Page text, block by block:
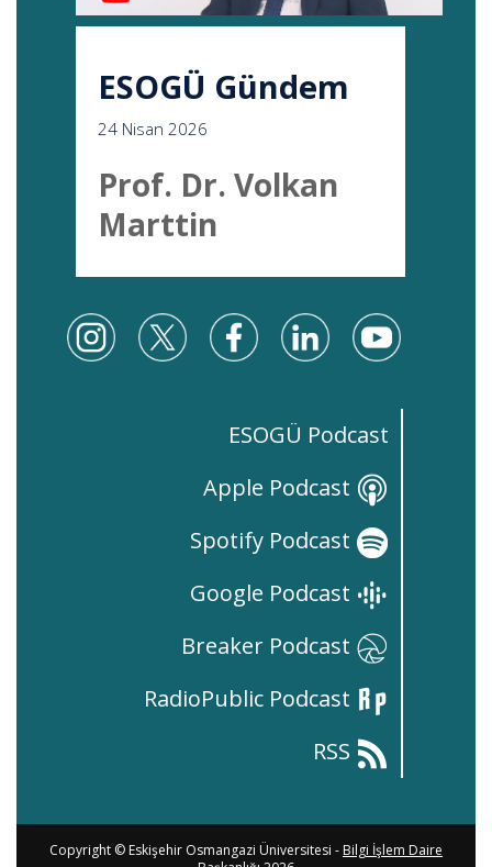
ESOGÜ Gündem
24 Nisan 2026
Prof. Dr. Volkan
Marttin
ESOGÜ Podcast
Apple Podcast
Spotify Podcast
Google Podcast
Breaker Podcast
RadioPublic Podcast
RSS
Copyright © Eskişehir Osmangazi Üniversitesi - Bilgi İşlem Daire